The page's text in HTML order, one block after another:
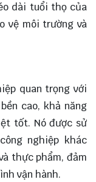
dài tuổi thọ của
vệ môi trường và
quan trọngvới
cao, khả năng
tốt. Nó được sử
nghiệp khác
thực phẩm, đảm
vận hành.